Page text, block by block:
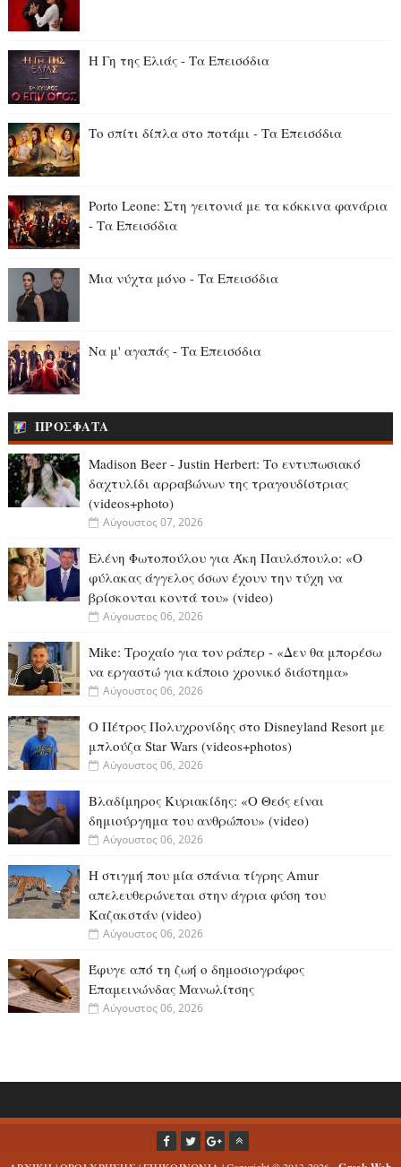
Η Γη της Ελιάς - Τα Επεισόδια
Το σπίτι δίπλα στο ποτάμι - Τα Επεισόδια
Porto Leone: Στη γειτονιά με τα κόκκιvα φαvάρια
- Τα Επεισόδια
Μια νύχτα μόνο - Τα Επεισόδια
Να μ' αγαπάς - Τα Επεισόδια
ΠΡΟΣΦΑΤΑ
Madison Beer - Justin Herbert: Το εντυπωσιακό
δαχτυλίδι αρραβώνων της τραγουδίστριας
(videos+photo)
Αύγουστος 07, 2026
Ελένη Φωτοπούλου για Άκη Παυλόπουλο: «Ο
φύλακας άγγελος όσων έχουν την τύχη να
βρίσκονται κοντά του» (video)
Αύγουστος 06, 2026
Mike: Τροχαίο για τον ράπερ - «Δεν θα μπορέσω
να εργαστώ για κάποιο χρονικό διάστημα»
Αύγουστος 06, 2026
Ο Πέτρος Πολυχρονίδης στο Disneyland Resort με
μπλούζα Star Wars (videos+photos)
Αύγουστος 06, 2026
Βλαδίμηρος Κυριακίδης: «Ο Θεός είναι
δημιούργημα του ανθρώπου» (video)
Αύγουστος 06, 2026
Η στιγμή που μία σπάνια τίγρης Amur
απελευθερώνεται στην άγρια φύση του
Καζακστάν (video)
Αύγουστος 06, 2026
Έφυγε από τη ζωή ο δημοσιογράφος
Επαμεινώνδας Μανωλίτσης
Αύγουστος 06, 2026